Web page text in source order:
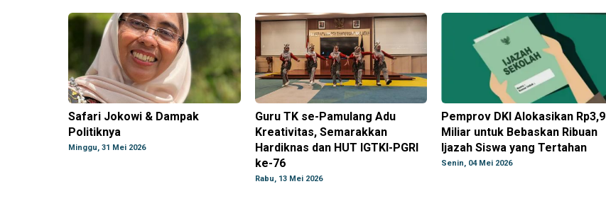
Safari Jokowi & Dampak
Politiknya
Minggu, 31 Mei 2026
Guru TK se-Pamulang Adu
Kreativitas, Semarakkan
Hardiknas dan HUT IGTKI-PGRI
ke-76
Rabu, 13 Mei 2026
Pemprov DKI Alokasikan Rp3,9
Miliar untuk Bebaskan Ribuan
Ijazah Siswa yang Tertahan
Senin, 04 Mei 2026